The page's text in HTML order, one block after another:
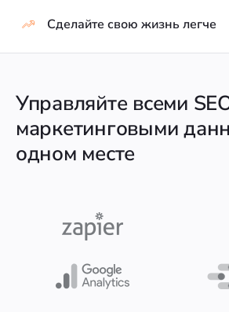
Сделайте свою жизнь легче
Управляйте всеми
маркетинговыми
одном месте